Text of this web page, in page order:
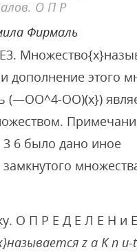
О П Р
Фирмаль
дополнение этого
(—OO^4-OO)(x})
3 6 было дано иное
О П Р Е Д Е Л Е Н и
z a K n u-t